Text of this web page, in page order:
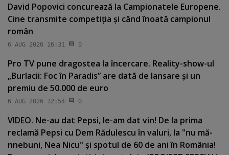
David Popovici concurează la Campionatele Europene.
Cine transmite competiţia şi când înoată campionul
român
6 AUG 2026 16:31 0
Pro TV pune dragostea la încercare. Reality-show-ul
„Burlacii: Foc în Paradis” are dată de lansare şi un
premiu de 50.000 de euro
6 AUG 2026 12:54 0
VIDEO. Ne-au dat Pepsi, le-am dat vin! De la prima
reclamă Pepsi cu Dem Rădulescu în valuri, la "nu mă-
nnebuni, Nea Nicu" şi spotul de 60 de ani în România!